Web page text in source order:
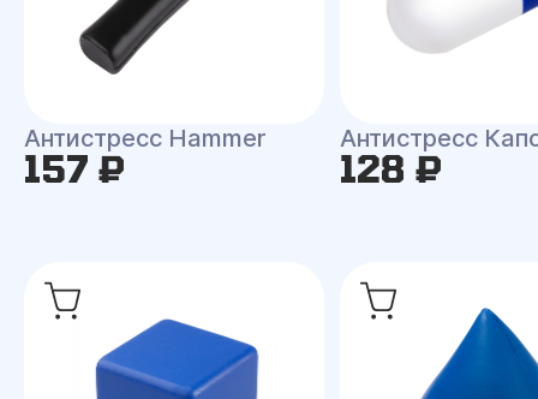
Антистресс Hammer
157 ₽
Антистресс
128 ₽